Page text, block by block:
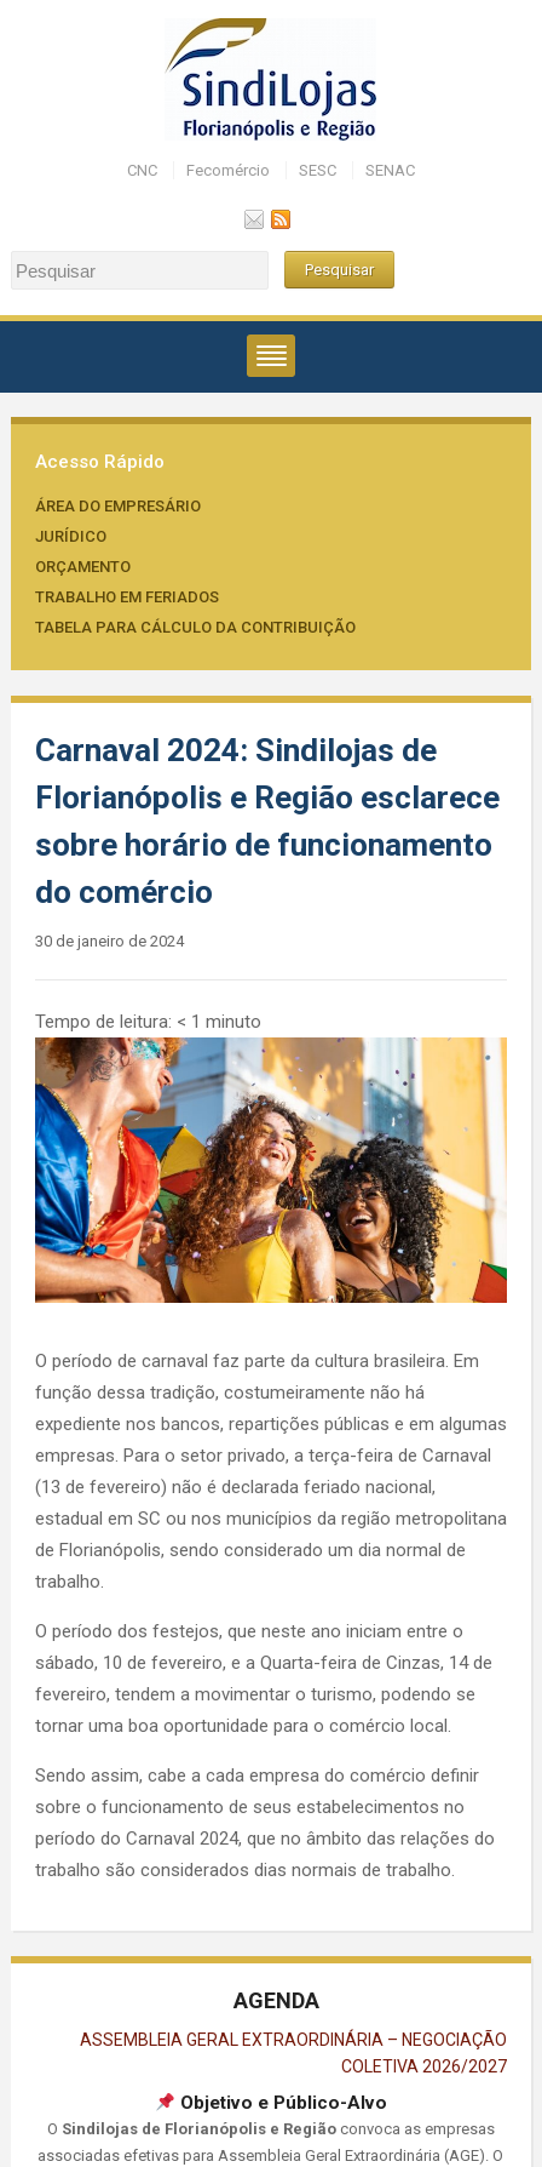
CNC Fecomércio SESC SENAC
Acesso Rápido
ÁREA DO EMPRESÁRIO
JURÍDICO
ORÇAMENTO
TRABALHO EM FERIADOS
TABELA PARA CÁLCULO DA CONTRIBUIÇÃO
Carnaval 2024: Sindilojas de
Florianópolis e Região esclarece
sobre horário de funcionamento
do comércio
30 de janeiro de 2024
Tempo de leitura: < 1 minuto
O período de carnaval faz parte da cultura brasileira. Em
função dessa tradição, costumeiramente não há
expediente nos bancos, repartições públicas e em algumas
empresas. Para o setor privado, a terça-feira de Carnaval
(13 de fevereiro) não é declarada feriado nacional,
estadual em SC ou nos municípios da região metropolitana
de Florianópolis, sendo considerado um dia normal de
trabalho.
O período dos festejos, que neste ano iniciam entre o
sábado, 10 de fevereiro, e a Quarta-feira de Cinzas, 14 de
fevereiro, tendem a movimentar o turismo, podendo se
tornar uma boa oportunidade para o comércio local.
Sendo assim, cabe a cada empresa do comércio definir
sobre o funcionamento de seus estabelecimentos no
período do Carnaval 2024, que no âmbito das relações do
trabalho são considerados dias normais de trabalho.
AGENDA
ASSEMBLEIA GERAL EXTRAORDINÁRIA – NEGOCIAÇÃO
COLETIVA 2026/2027
Objetivo e Público-Alvo
O Sindilojas de Florianópolis e Regiãoconvoca as empresas
associadas efetivas para Assembleia Geral Extraordinária (AGE). O